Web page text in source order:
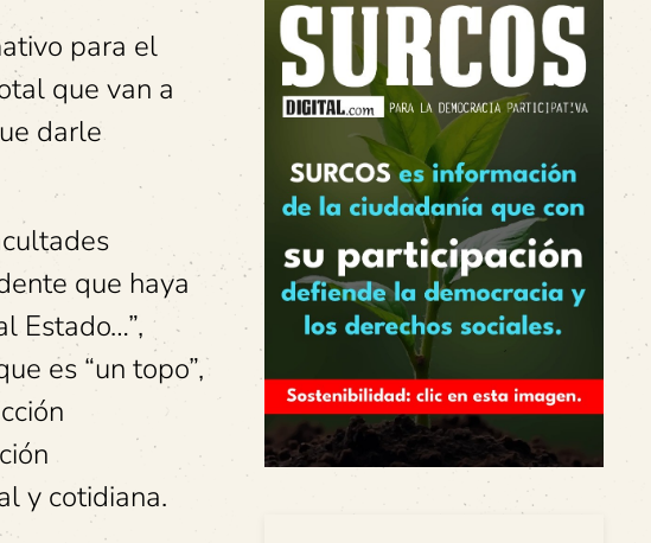
para el
que van a
darle
que haya
Estado…”,
es “un topo”,
y cotidiana.